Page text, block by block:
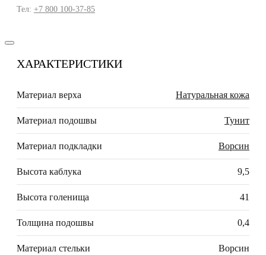
Тел: +7 800 100-37-85
ХАРАКТЕРИСТИКИ
Материал верха Натуральная кожа
Материал подошвы Тунит
Материал подкладки Ворсин
Высота каблука 9,5
Высота голенища 41
Толщина подошвы 0,4
Материал стельки Ворсин